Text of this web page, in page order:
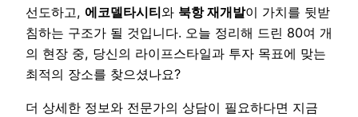
선도하고, 에코델타시티와 북항 재개발이 가치를 뒷받
침하는 구조가 될 것입니다. 오늘 정리해 드린 80여 개
의 현장 중, 당신의 라이프스타일과 투자 목표에 맞는
최적의 장소를 찾으셨나요?
더 상세한 정보와 전문가의 상담이 필요하다면 지금